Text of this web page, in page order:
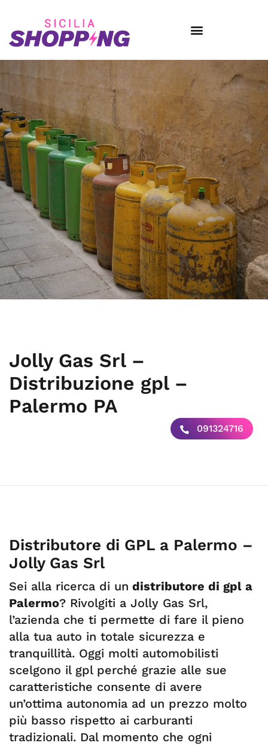
Jolly Gas Srl –
Distribuzione gpl –
Palermo PA
091324716
Distributore di GPL a Palermo –
Jolly Gas Srl
Sei alla ricerca di un distributore di gpl a
Palermo? Rivolgiti a Jolly Gas Srl,
l’azienda che ti permette di fare il pieno
alla tua auto in totale sicurezza e
tranquillità. Oggi molti automobilisti
scelgono il gpl perché grazie alle sue
caratteristiche consente di avere
un’ottima autonomia ad un prezzo molto
più basso rispetto ai carburanti
tradizionali. Dal momento che ogni